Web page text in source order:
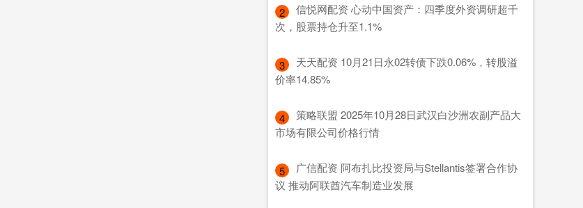
2
​信悦网配资 心动中国资产：四季度外资调研超千
次，股票持仓升至1.1%
3
​天天配资 10月21日永02转债下跌0.06%，转股溢
价率14.85%
4
​策略联盟 2025年10月28日武汉白沙洲农副产品大
市场有限公司价格行情
5
​广信配资 阿布扎比投资局与Stellantis签署合作协
议 推动阿联酋汽车制造业发展